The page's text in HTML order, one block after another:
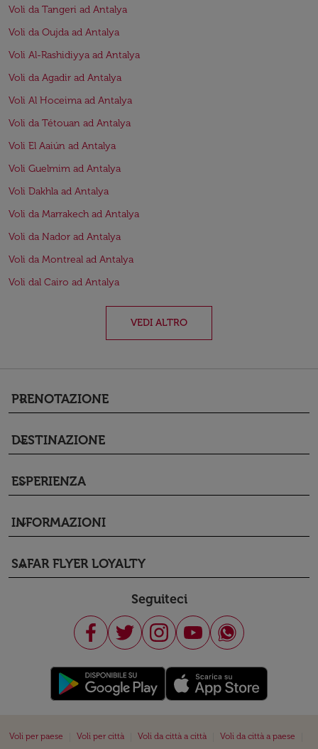
Voli da Tangeri ad Antalya
Voli da Oujda ad Antalya
Voli Al-Rashidiyya ad Antalya
Voli da Agadir ad Antalya
Voli Al Hoceima ad Antalya
Voli da Tétouan ad Antalya
Voli El Aaiún ad Antalya
Voli Guelmim ad Antalya
Voli Dakhla ad Antalya
Voli da Marrakech ad Antalya
Voli da Nador ad Antalya
Voli da Montreal ad Antalya
Voli dal Cairo ad Antalya
VEDI ALTRO
PRENOTAZIONE
keyboard_arrow_down
DESTINAZIONE
keyboard_arrow_down
ESPERIENZA
keyboard_arrow_down
INFORMAZIONI
keyboard_arrow_down
SAFAR FLYER LOYALTY
keyboard_arrow_down
Seguiteci
Voli per paese Voli per città Voli da città a città Voli da città a paese